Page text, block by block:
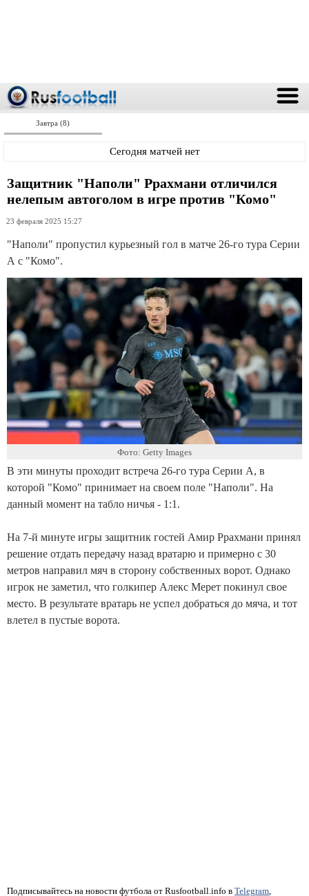
Завтра (8)
Сегодня матчей нет
Защитник "Наполи" Ррахмани отличился
нелепым автоголом в игре против "Комо"
23 февраля 2025 15:27
"Наполи" пропустил курьезный гол в матче 26-го тура Серии
А с "Комо".
Фото: Getty Images
В эти минуты проходит встреча 26-го тура Серии А, в
которой "Комо" принимает на своем поле "Наполи". На
данный момент на табло ничья - 1:1.
На 7-й минуте игры защитник гостей Амир Ррахмани принял
решение отдать передачу назад вратарю и примерно с 30
метров направил мяч в сторону собственных ворот. Однако
игрок не заметил, что голкипер Алекс Мерет покинул свое
место. В результате вратарь не успел добраться до мяча, и тот
влетел в пустые ворота.
Подписывайтесь на новости футбола от Rusfootball.info в Telegram,